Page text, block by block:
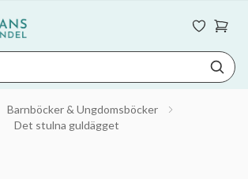
Barnböcker & Ungdomsböcker
Det stulna guldägget